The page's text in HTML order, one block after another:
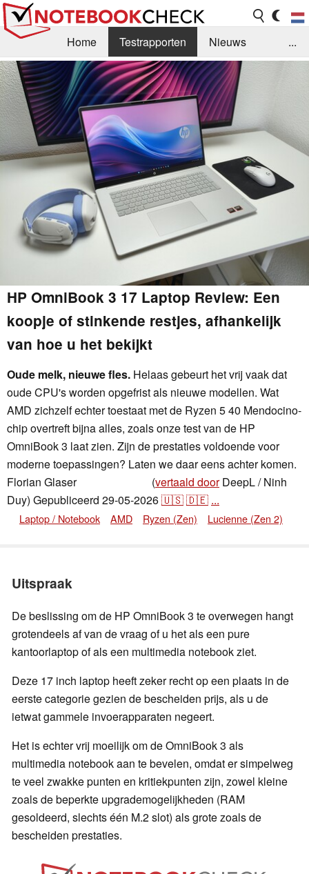
Home Testrapporten
Nieuws
FAQ / Techniek
Bibliotheek
Aankoop Handleiding
Zoek Contact
...
HP OmniBook 3 17 Laptop Review: Een
koopje of stinkende restjes, afhankelijk
van hoe u het bekijkt
Oude melk, nieuwe fles. Helaas gebeurt het vrij vaak dat
oude CPU's worden opgefrist als nieuwe modellen. Wat
AMD zichzelf echter toestaat met de Ryzen 5 40 Mendocino-
chip overtreft bijna alles, zoals onze test van de HP
OmniBook 3 laat zien. Zijn de prestaties voldoende voor
moderne toepassingen? Laten we daar eens achter komen.
Florian Glaser, (vertaald doorDeepL / Ninh
Duy) Gepubliceerd 29-05-2026🇺🇸🇩🇪 ...
Laptop / Notebook AMD Ryzen (Zen) Lucienne (Zen 2)
Uitspraak
De beslissing om de HP OmniBook 3 te overwegen hangt
grotendeels af van de vraag of u het als een pure
kantoorlaptop of als een multimedia notebook ziet.
Deze 17 inch laptop heeft zeker recht op een plaats in de
eerste categorie gezien de bescheiden prijs, als u de
ietwat gammele invoerapparaten negeert.
Het is echter vrij moeilijk om de OmniBook 3 als
multimedia notebook aan te bevelen, omdat er simpelweg
te veel zwakke punten en kritiekpunten zijn, zowel kleine
zoals de beperkte upgrademogelijkheden (RAM
gesoldeerd, slechts één M.2 slot) als grote zoals de
bescheiden prestaties.